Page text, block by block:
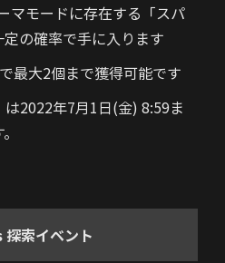
マモードに存在する「スパ
の確率で手に入ります
最大2個まで獲得可能です
2022年7月1日(金) 8:59ま
探索イベント